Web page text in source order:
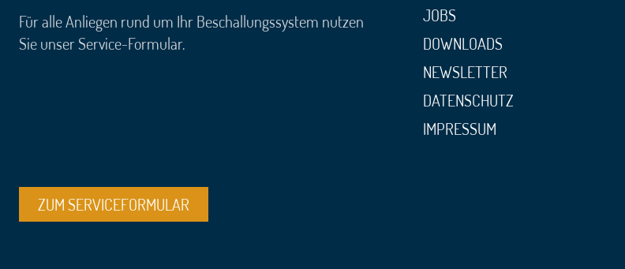
Für alle Anliegen rund um Ihr Beschallungssystem nutzen
Sie unser Service-Formular.
ZUM SERVICEFORMULAR
JOBS
DOWNLOADS
NEWSLETTER
DATENSCHUTZ
IMPRESSUM